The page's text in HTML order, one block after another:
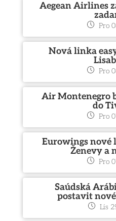
Aegean Airlines
Pro
Nová linka
Pro
Air Montenegro
do
Pro
Eurowings nové
Ženevy a
Pro
Saúdská
postavit
Lis